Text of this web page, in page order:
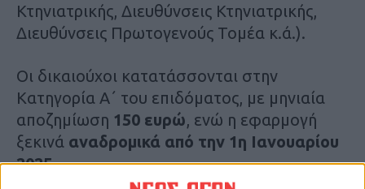
Κτηνιατρικής, Διευθύνσεις Κτηνιατρικής,
Διευθύνσεις Πρωτογενούς Τομέα κ.ά.).
Οι δικαιούχοι κατατάσσονται στην
Κατηγορία Α΄ του επιδόματος, με μηνιαία
αποζημίωση 150 ευρώ, ενώ η εφαρμογή
ξεκινά αναδρομικά από την 1η Ιανουαρίου
2025.